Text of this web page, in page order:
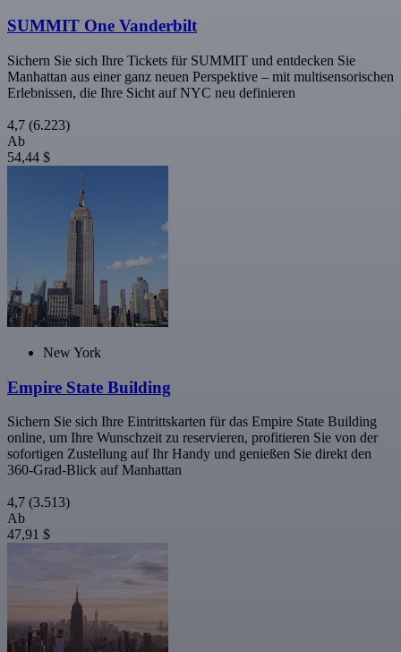
SUMMIT One Vanderbilt
Sichern Sie sich Ihre Tickets für SUMMIT und entdecken Sie
Manhattan aus einer ganz neuen Perspektive – mit multisensorischen
Erlebnissen, die Ihre Sicht auf NYC neu definieren
4,7 (6.223)
Ab
54,44 $
New York
Empire State Building
Sichern Sie sich Ihre Eintrittskarten für das Empire State Building
online, um Ihre Wunschzeit zu reservieren, profitieren Sie von der
sofortigen Zustellung auf Ihr Handy und genießen Sie direkt den
360-Grad-Blick auf Manhattan
4,7 (3.513)
Ab
47,91 $